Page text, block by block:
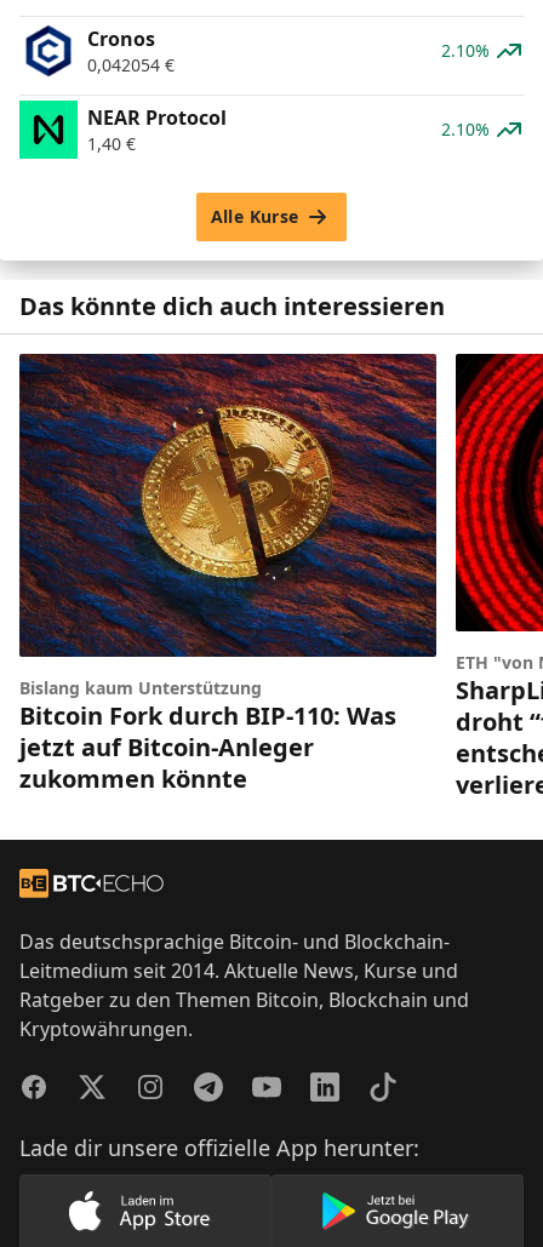
Cronos
0,042054 €
2.10%
NEAR Protocol
1,40 €
2.10%
Alle Kurse
Das könnte dich auch interessieren
Bislang kaum Unterstützung
Bitcoin Fork durch BIP-110: Was
jetzt auf Bitcoin-Anleger
zukommen könnte
ETH
droht
Zur Startseite
Das deutschsprachige Bitcoin- und Blockchain-
Leitmedium seit 2014. Aktuelle News, Kurse und
Ratgeber zu den Themen Bitcoin, Blockchain und
Kryptowährungen.
FacebookTwitterInstagramTelegramYouTubeLinkedInTikTok
Lade dir unsere offizielle App herunter:
Lade unsere App im AppStore herunter
Lade unsere